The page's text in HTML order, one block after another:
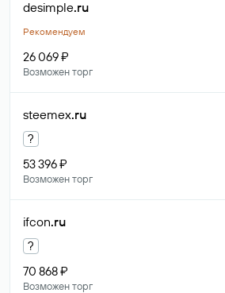
desimple.ru
Рекомендуем
26 069 ₽
Возможен торг
steemex.ru
?
53 396 ₽
Возможен торг
ifcon.ru
?
70 868 ₽
Возможен торг